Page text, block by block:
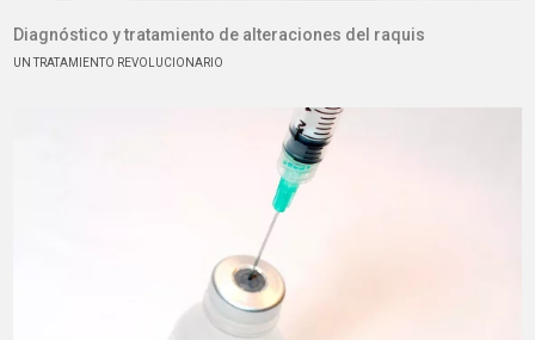
Diagnóstico y tratamiento de alteraciones del raquis
UN TRATAMIENTO REVOLUCIONARIO